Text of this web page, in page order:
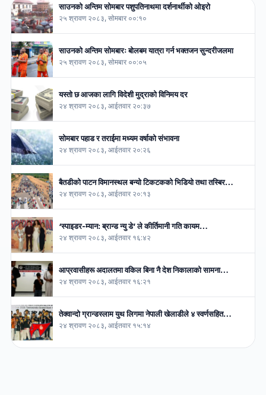
साउनको अन्तिम सोमबार पशुपतिनाथमा दर्शनार्थीको ओइरो
२५ श्रावण २०८३, सोमबार ००:१०
साउनको अन्तिम सोमबारः बोलबम यात्रा गर्न भक्तजन सुन्दरीजलमा
२५ श्रावण २०८३, सोमबार ००:०५
यस्तो छ आजका लागि विदेशी मुद्राको विनिमय दर
२४ श्रावण २०८३, आईतवार २०:३७
सोमबार पहाड र तराईमा मध्यम वर्षाको संभावना
२४ श्रावण २०८३, आईतवार २०:२६
बैतडीको पाटन विमानस्थल बन्यो टिकटकको भिडियो तथा तस्बिर…
२४ श्रावण २०८३, आईतवार २०:१३
‘स्पाइडर-म्यान: ब्रान्ड न्यु डे’ ले कीर्तिमानी गति कायम…
२४ श्रावण २०८३, आईतवार १६:४२
आप्रवासीहरू अदालतमा वकिल बिना नै देश निकालाको सामना…
२४ श्रावण २०८३, आईतवार १६:२१
तेक्वान्दो ग्रान्डस्लाम युथ लिगमा नेपाली खेलाडीले ४ स्वर्णसहित…
२४ श्रावण २०८३, आईतवार १५:१४